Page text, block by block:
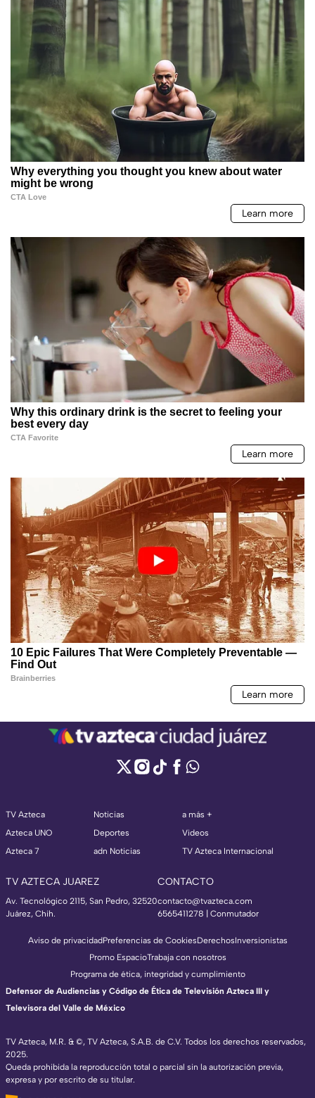
TV Azteca
Azteca UNO
Azteca 7
Noticias
Deportes
adn Noticias
a más +
Videos
TV Azteca Internacional
TV AZTECA JUAREZ
Av. Tecnológico 2115, San Pedro, 32520
Juárez, Chih.
CONTACTO
contacto@tvazteca.com
6565411278 | Conmutador
TV Azteca, M.R. & ©, TV Azteca, S.A.B. de C.V. Todos los derechos reservados,
2025.
Queda prohibida la reproducción total o parcial sin la autorización previa,
expresa y por escrito de su titular.
Aviso de privacidadPreferencias de CookiesDerechosInversionistas
Promo EspacioTrabaja con nosotros
Programa de ética, integridad y cumplimiento
Defensor de Audiencias y Código de Ética de Televisión Azteca III y
Televisora del Valle de México